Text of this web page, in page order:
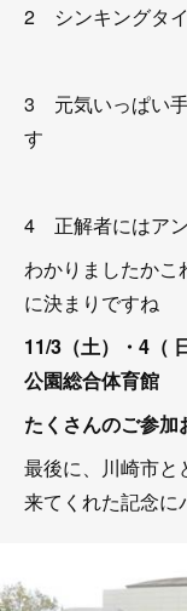
2 シンキングタ
3 元気いっぱい手
す
4 正解者にはアン
わかりましたかこ
に決まりですね
11/3（土）・4（
公園総合体育館
たくさんのご参
最後に、川崎市と
来てくれた記念に